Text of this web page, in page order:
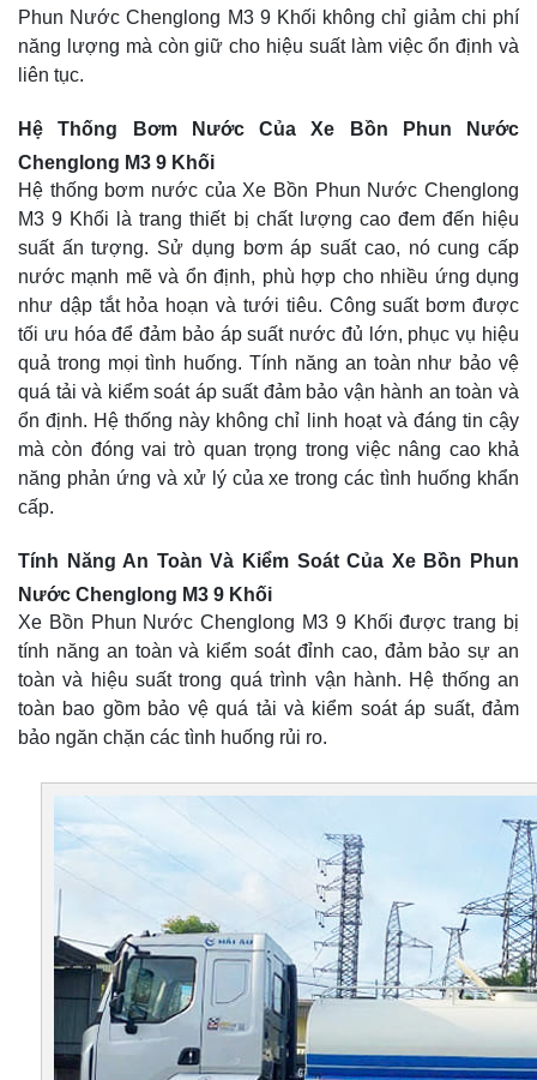
Phun Nước Chenglong M3 9 Khối không chỉ giảm chi phí
năng lượng mà còn giữ cho hiệu suất làm việc ổn định và
liên tục.
Hệ Thống Bơm Nước Của Xe Bồn Phun Nước
Chenglong M3 9 Khối
Hệ thống bơm nước của Xe Bồn Phun Nước Chenglong
M3 9 Khối là trang thiết bị chất lượng cao đem đến hiệu
suất ấn tượng. Sử dụng bơm áp suất cao, nó cung cấp
nước mạnh mẽ và ổn định, phù hợp cho nhiều ứng dụng
như dập tắt hỏa hoạn và tưới tiêu. Công suất bơm được
tối ưu hóa để đảm bảo áp suất nước đủ lớn, phục vụ hiệu
quả trong mọi tình huống. Tính năng an toàn như bảo vệ
quá tải và kiểm soát áp suất đảm bảo vận hành an toàn và
ổn định. Hệ thống này không chỉ linh hoạt và đáng tin cậy
mà còn đóng vai trò quan trọng trong việc nâng cao khả
năng phản ứng và xử lý của xe trong các tình huống khẩn
cấp.
Tính Năng An Toàn Và Kiểm Soát Của Xe Bồn Phun
Nước Chenglong M3 9 Khối
Xe Bồn Phun Nước Chenglong M3 9 Khối được trang bị
tính năng an toàn và kiểm soát đỉnh cao, đảm bảo sự an
toàn và hiệu suất trong quá trình vận hành. Hệ thống an
toàn bao gồm bảo vệ quá tải và kiểm soát áp suất, đảm
bảo ngăn chặn các tình huống rủi ro.